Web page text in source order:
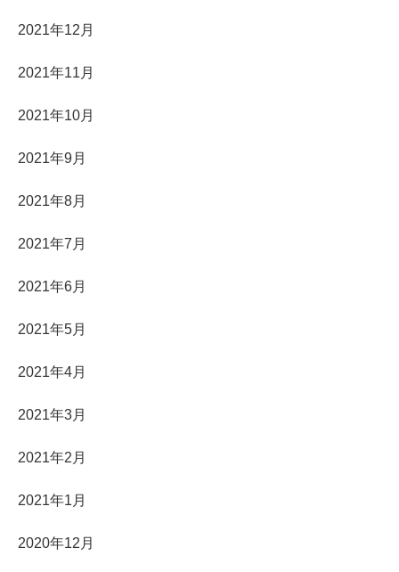
2021年12月
2021年11月
2021年10月
2021年9月
2021年8月
2021年7月
2021年6月
2021年5月
2021年4月
2021年3月
2021年2月
2021年1月
2020年12月